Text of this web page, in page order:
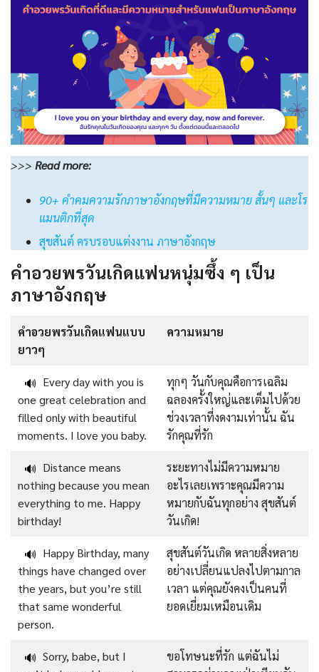
>>> Readmore:
90+ คําคมความรักภาษาอังกฤษที่มีความหมาย สั้นๆ และโร
แมนติกที่สุด
สุขสันต์ ครบรอบแต่งงาน ภาษาอังกฤษ
คำอวยพรวันเกิดแฟนหนุ่มซึ้ง ๆ เป็น
ภาษาอังกฤษ
คําอวยพรวันเกิดแฟนแบบ
ยาวๆ
ความหมาย
🔊 Every day with you is
one great celebration and
filled only with beautiful
moments. I love you baby.
ทุกๆ วันกับคุณคือการเฉลิม
ฉลองครั้งใหญ่และเต็มไปด้วย
ช่วงเวลาที่งดงามเท่านั้น ฉัน
รักคุณที่รัก
🔊 Distance means
nothing because you mean
everything to me. Happy
birthday!
ระยะทางไม่มีความหมาย
อะไรเลยเพราะคุณมีความ
หมายกับฉันทุกอย่าง สุขสันต์
วันเกิด!
🔊 Happy Birthday, many
things have changed over
the years, but you’re still
that same wonderful
person.
สุขสันต์วันเกิด หลายสิ่งหลาย
อย่างเปลี่ยนแปลงไปตามกาล
เวลา แต่คุณยังคงเป็นคนที่
ยอดเยี่ยมเหมือนเดิม
🔊 Sorry, babe, but I
ขอโทษนะที่รัก แต่ฉันไม่